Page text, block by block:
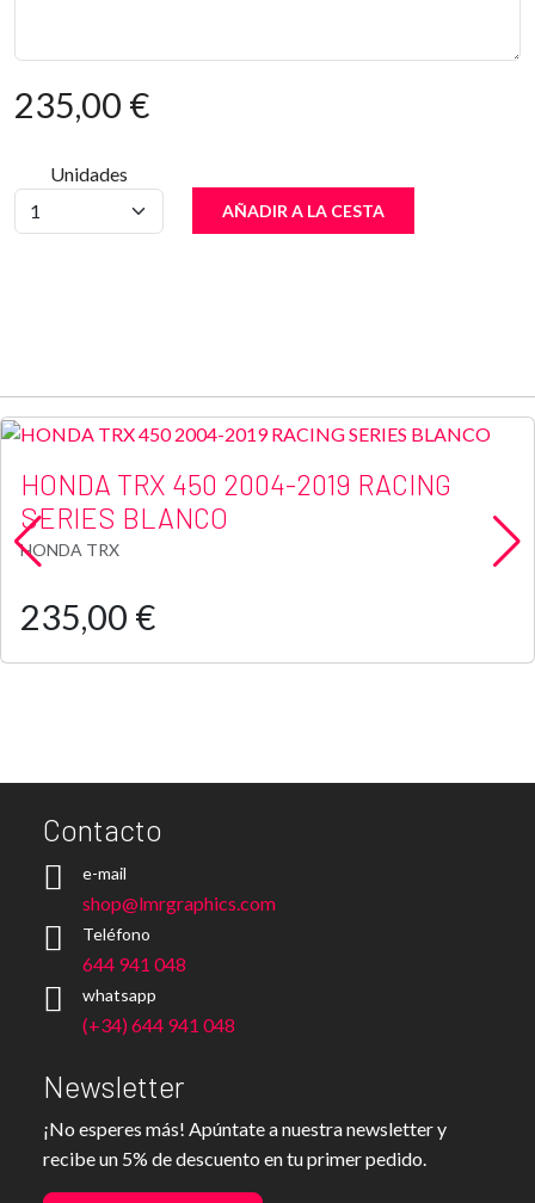
235,00 €
Unidades
AÑADIR A LA CESTA
HONDA TRX 450 2004-2019 RACING
SERIES BLANCO
HONDA TRX
235,00 €
Contacto
e-mail
shop@lmrgraphics.com
Teléfono
644 941 048
whatsapp
(+34) 644 941 048
Newsletter
¡No esperes más! Apúntate a nuestra newsletter y
recibe un 5% de descuento en tu primer pedido.